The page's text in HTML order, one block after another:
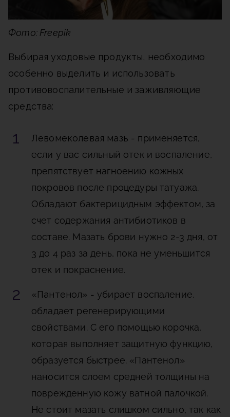
Фото: Freepik
Выбирая уходовые продукты, необходимо
особенно выделить и использовать
противовоспалительные и заживляющие
средства:
Левомеколевая мазь - применяется,
если у вас сильный отек и воспаление,
препятствует нагноению кожных
покровов после процедуры татуажа.
Обладают бактерицидным эффектом, за
счет содержания антибиотиков в
составе. Мазать брови нужно 2-3 дня, от
3 до 4 раз за день, пока не уменьшится
отек и покраснение.
«Пантенол» - убирает воспаление,
обладает регенерирующими
свойствами. С его помощью корочка,
которая выполняет защитную функцию,
образуется быстрее. «Пантенол»
наносится слоем средней толщины на
поврежденную кожу ватной палочкой.
Не стоит мазать слишком сильно, так как